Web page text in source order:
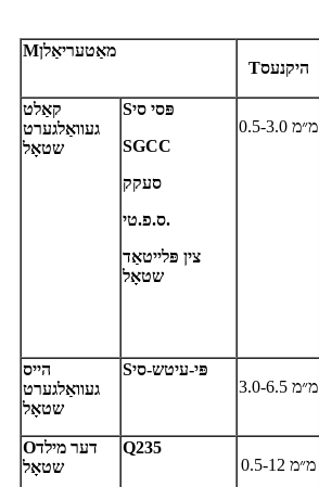
Mמאַטעריאַלן
Tהיקנעס
קאַלט
געוואַלגערט
שטאָל
Sפּסי סי
SGCC
סעקק
ס.פ.טי.
צין פּלייטאַד
שטאָל
0.5-3.0 מ״מ
הייס
געוואַלגערט
שטאָל
Sפּי-עיטש-סי
3.0-6.5 מ״מ
Oדער מילד
שטאָל
Q235
0.5-12 מ״מ